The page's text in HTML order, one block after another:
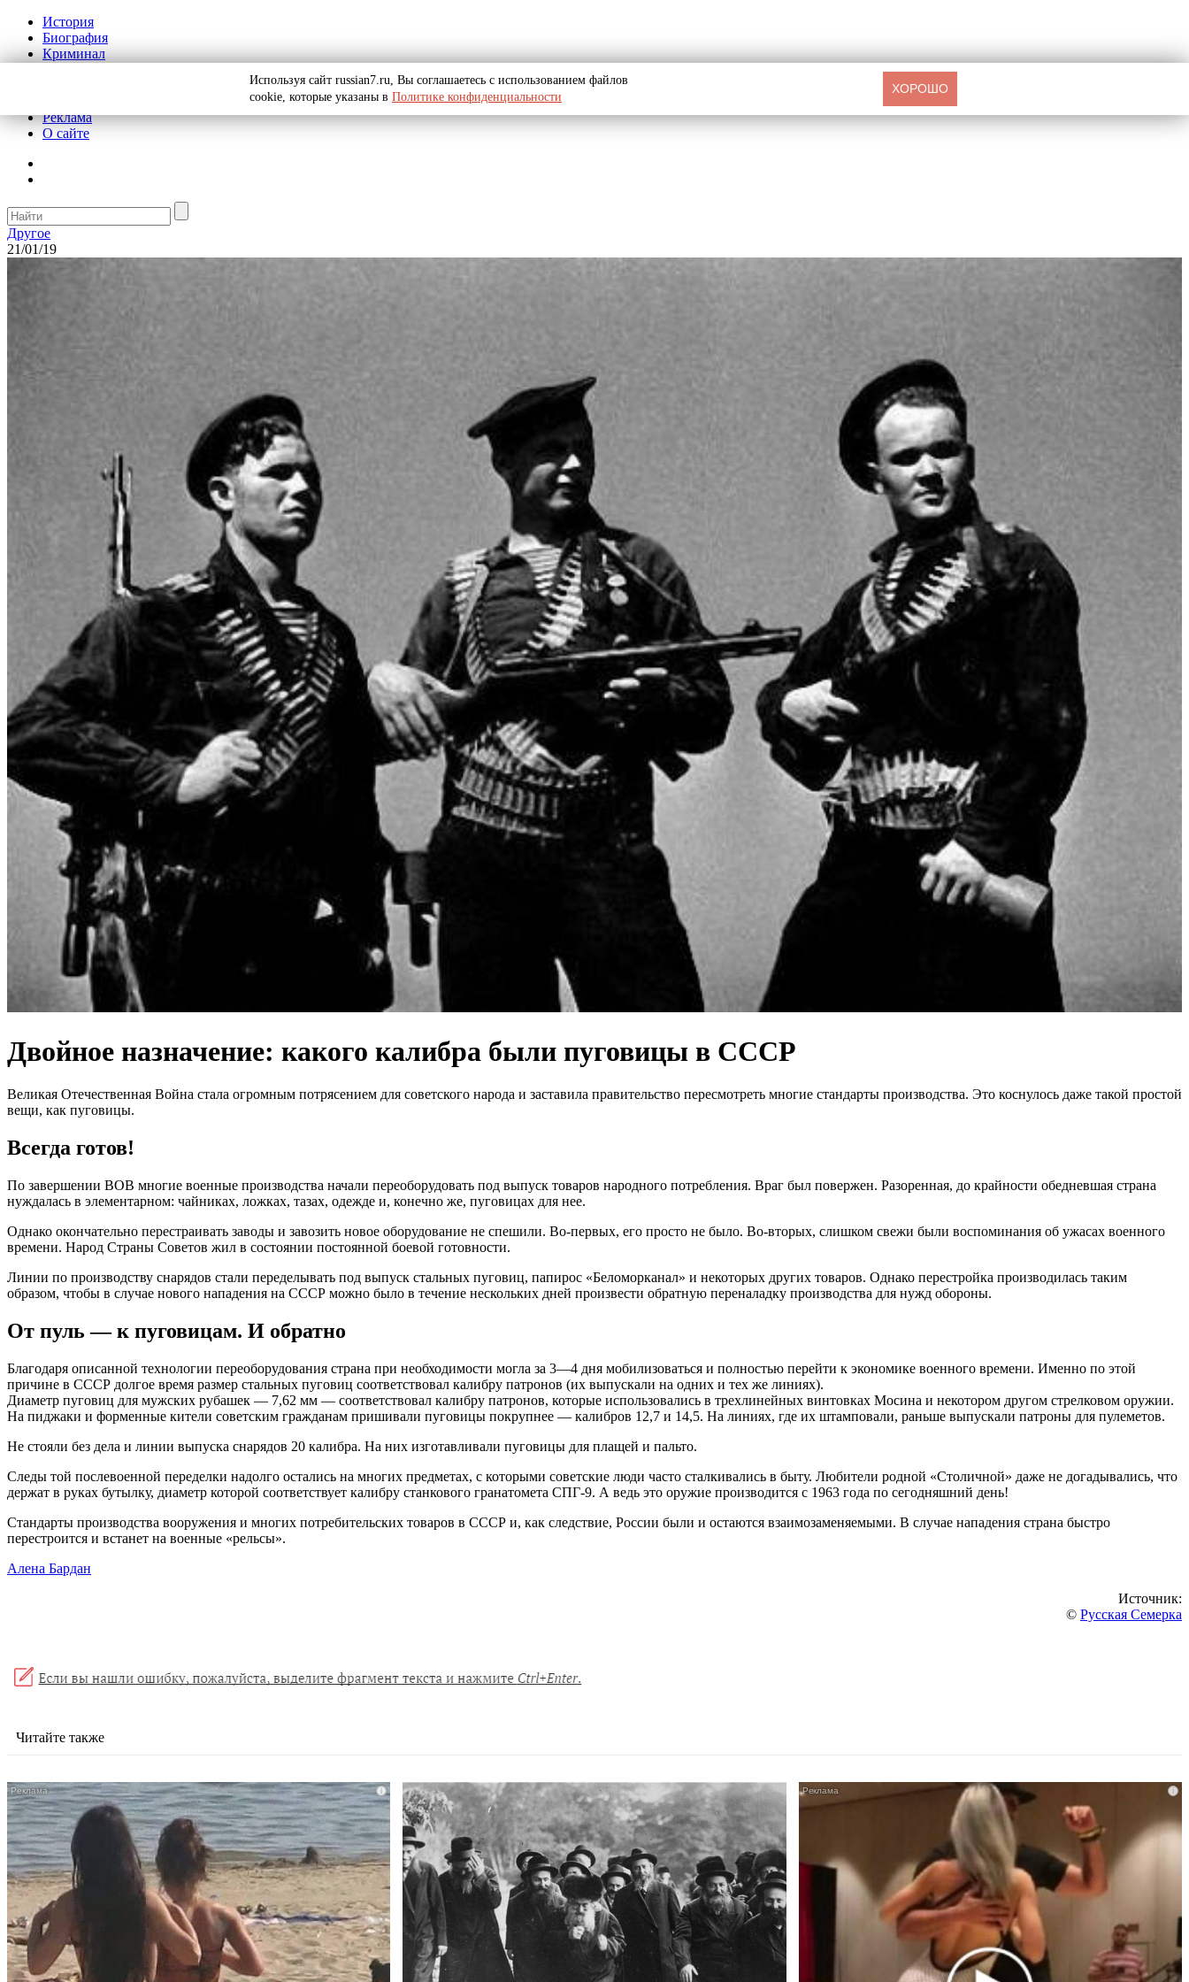
История
Биография
Криминал
Реклама
О сайте
Другое
21/01/19
Двойное назначение: какого калибра были пуговицы в СССР
Великая Отечественная Война стала огромным потрясением для советского народа и заставила правительство пересмотреть многие стандарты производства. Это коснулось даже такой простой
вещи, как пуговицы.
Всегда готов!
По завершении ВОВ многие военные производства начали переоборудовать под выпуск товаров народного потребления. Враг был повержен. Разоренная, до крайности обедневшая страна
нуждалась в элементарном: чайниках, ложках, тазах, одежде и, конечно же, пуговицах для нее.
Однако окончательно перестраивать заводы и завозить новое оборудование не спешили. Во-первых, его просто не было. Во-вторых, слишком свежи были воспоминания об ужасах военного
времени. Народ Страны Советов жил в состоянии постоянной боевой готовности.
Линии по производству снарядов стали переделывать под выпуск стальных пуговиц, папирос «Беломорканал» и некоторых других товаров. Однако перестройка производилась таким
образом, чтобы в случае нового нападения на СССР можно было в течение нескольких дней произвести обратную переналадку производства для нужд обороны.
От пуль — к пуговицам. И обратно
Благодаря описанной технологии переоборудования страна при необходимости могла за 3—4 дня мобилизоваться и полностью перейти к экономике военного времени. Именно по этой
причине в СССР долгое время размер стальных пуговиц соответствовал калибру патронов (их выпускали на одних и тех же линиях).
Диаметр пуговиц для мужских рубашек — 7,62 мм — соответствовал калибру патронов, которые использовались в трехлинейных винтовках Мосина и некотором другом стрелковом оружии.
На пиджаки и форменные кители советским гражданам пришивали пуговицы покрупнее — калибров 12,7 и 14,5. На линиях, где их штамповали, раньше выпускали патроны для пулеметов.
Не стояли без дела и линии выпуска снарядов 20 калибра. На них изготавливали пуговицы для плащей и пальто.
Следы той послевоенной переделки надолго остались на многих предметах, с которыми советские люди часто сталкивались в быту. Любители родной «Столичной» даже не догадывались, что
держат в руках бутылку, диаметр которой соответствует калибру станкового гранатомета СПГ-9. А ведь это оружие производится с 1963 года по сегодняшний день!
Стандарты производства вооружения и многих потребительских товаров в СССР и, как следствие, России были и остаются взаимозаменяемыми. В случае нападения страна быстро
перестроится и встанет на военные «рельсы».
Алена Бардан
Источник:
© Русская Семерка
Читайте также
i i
Используя сайт russian7.ru, Вы соглашаетесь с использованием файлов
cookie, которые указаны в Политике конфиденциальности
ХОРОШО